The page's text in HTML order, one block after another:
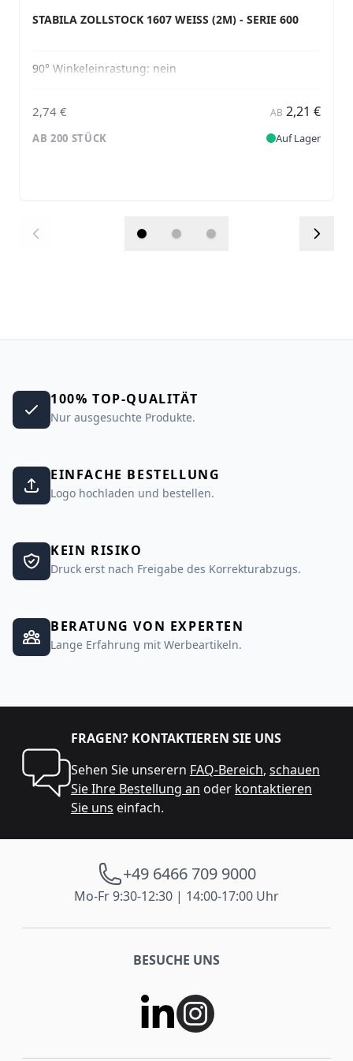
STABILA ZOLLSTOCK 1607 WEISS (2M) - SERIE 600
90° Winkeleinrastung: nein
2,74 € AB 2,21 €
AB 200 STÜCK Auf Lager
100% TOP-QUALITÄT
Nur ausgesuchte Produkte.
EINFACHE BESTELLUNG
Logo hochladen und bestellen.
KEIN RISIKO
Druck erst nach Freigabe des Korrekturabzugs.
BERATUNG VON EXPERTEN
Lange Erfahrung mit Werbeartikeln.
FRAGEN? KONTAKTIEREN SIE UNS
Sehen Sie unserern FAQ-Bereich, schauen
Sie Ihre Bestellung an oder kontaktieren
Sie uns einfach.
+49 6466 709 9000
Mo-Fr 9:30-12:30 | 14:00-17:00 Uhr
BESUCHE UNS